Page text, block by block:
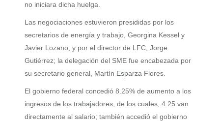
no iniciara dicha huelga.
Las negociaciones estuvieron presididas por los
secretarios de energía y trabajo, Georgina Kessel y
Javier Lozano, y por el director de LFC, Jorge
Gutiérrez; la delegación del SME fue encabezada por
su secretario general, Martín Esparza Flores.
El gobierno federal concedió 8.25% de aumento a los
ingresos de los trabajadores, de los cuales, 4.25 van
directamente al salario; también accedió el gobierno